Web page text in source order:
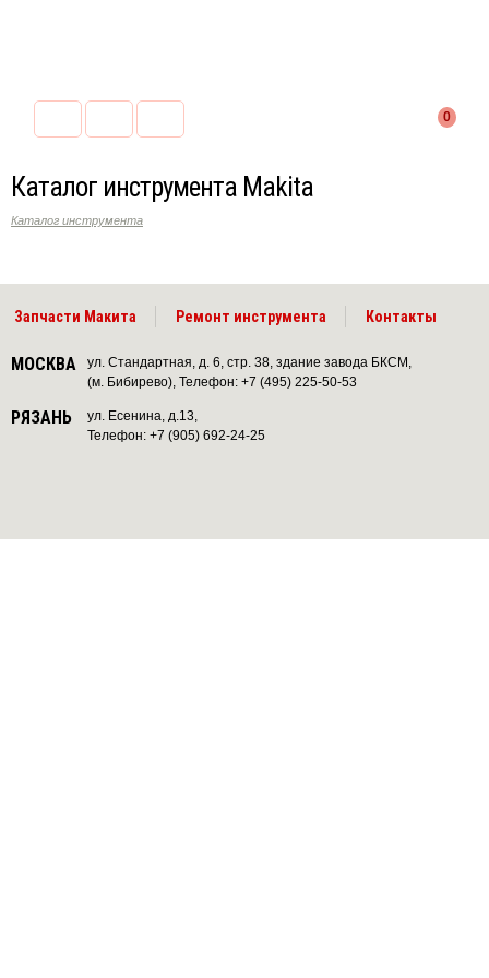
0
Каталог инструмента Makita
Каталог инструмента
Запчасти Макита Ремонт инструмента Контакты
МОСКВА
ул. Стандартная, д. 6, стр. 38, здание завода БКСМ,
(м. Бибирево), Телефон: +7 (495) 225-50-53
РЯЗАНЬ
ул. Есенина, д.13,
Телефон: +7 (905) 692-24-25